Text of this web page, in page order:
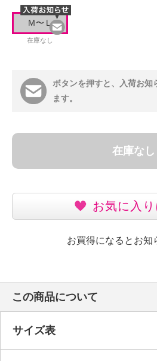
Ｍ〜Ｌ
在庫なし
ボタンを押すと、入荷お知
ます。
在庫なし
お気に入
お買得になるとお知
この商品について
サイズ表